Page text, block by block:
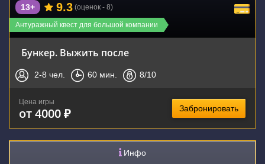
Антуражный квест для большой компании
13+ 9.3 (оценок - 8)
Бункер. Выжить после
2-8 чел. 60 мин. 8/10
Цена игры
от 4000 ₽ Забронировать
Инфо